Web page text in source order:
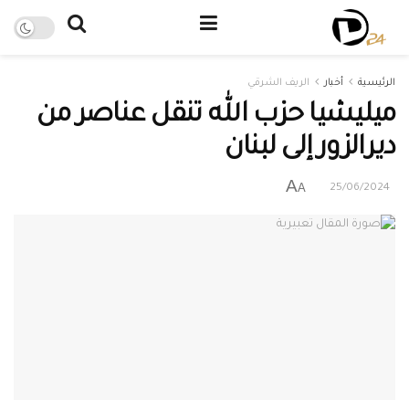
الرئيسية أخبار الريف الشرقي
ميليشيا حزب الله تنقل عناصر من
ديرالزور إلى لبنان
25/06/2024
A
A